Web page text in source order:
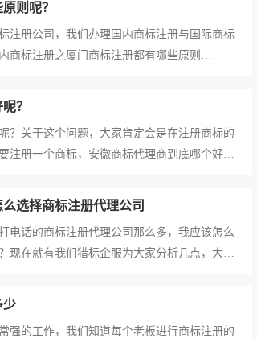
则呢？
册公司，我们办理国内商标注册与国际商标
商标注册之厦门商标注册都有哪些原则
呢？现在就有我们猎标企服为你提供专业问题
？
关于这个问题，大家肯定会是在注册商标的
注册一个商标，安徽商标代理商到底哪个好
候，是有一定的风险的，那么我们怎么样才能
选择商标注册代理公司
话的商标注册代理公司那么多，我应该怎么
现在就有我们猎标企服为大家分析几点，大家
在国家商标局是否有正规备案信息，如果没有
少
的工作，我们知道每个老板进行商标注册的